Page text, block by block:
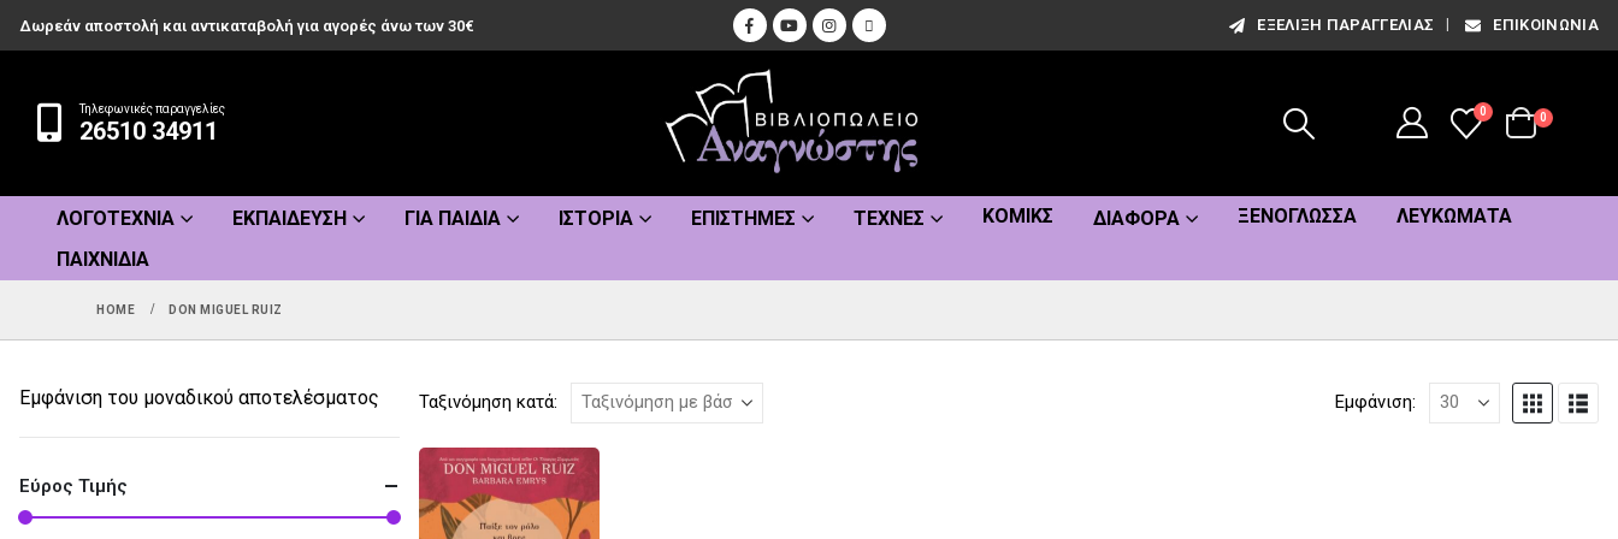
Δωρεάν αποστολή και αντικαταβολή για αγορές άνω των 30€ ΕΞΈΛΙΞΗ ΠΑΡΑΓΓΕΛΊΑΣ ΕΠΙΚΟΙΝΩΝΊΑ
Τηλεφωνικές παραγγελίες
26510 34911
0
0
ΛΟΓΟΤΕΧΝΊΑ ΕΚΠΑΊΔΕΥΣΗ ΓΙΑ ΠΑΙΔΙΆ ΙΣΤΟΡΊΑ ΕΠΙΣΤΉΜΕΣ ΤΈΧΝΕΣ ΚΌΜΙΚΣ ΔΙΆΦΟΡΑ ΞΕΝΌΓΛΩΣΣΑ
ΛΕΥΚΏΜΑΤΑ
ΠΑΙΧΝΊΔΙΑ
HOME DON MIGUEL RUIZ
Ταξινόμηση κατά: Εμφάνιση:
Εμφάνιση του μοναδικού αποτελέσματος
Εύρος Τιμής